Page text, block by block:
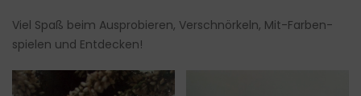
Viel Spaß beim Ausprobieren, Verschnörkeln, Mit-Farben-
spielen und Entdecken!